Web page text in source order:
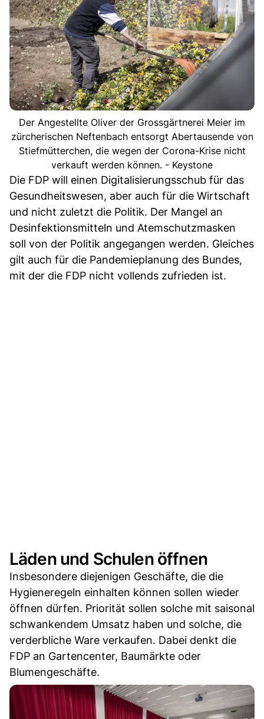
Der Angestellte Oliver der Grossgärtnerei Meier im
zürcherischen Neftenbach entsorgt Abertausende von
Stiefmütterchen, die wegen der Corona-Krise nicht
verkauft werden können. - Keystone
Die FDP will einen Digitalisierungsschub für das
Gesundheitswesen, aber auch für die Wirtschaft
und nicht zuletzt die Politik. Der Mangel an
Desinfektionsmitteln und Atemschutzmasken
soll von der Politik angegangen werden. Gleiches
gilt auch für die Pandemieplanung des Bundes,
mit der die FDP nicht vollends zufrieden ist.
Läden und Schulen öffnen
Insbesondere diejenigen Geschäfte, die die
Hygieneregeln einhalten können sollen wieder
öffnen dürfen. Priorität sollen solche mit saisonal
schwankendem Umsatz haben und solche, die
verderbliche Ware verkaufen. Dabei denkt die
FDP an Gartencenter, Baumärkte oder
Blumengeschäfte.